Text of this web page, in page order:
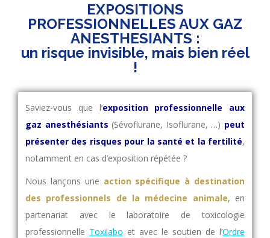
EXPOSITIONS
PROFESSIONNELLES AUX GAZ
ANESTHESIANTS :
un risque invisible, mais bien réel
!
Saviez-vous que l’exposition professionnelle aux
gaz anesthésiants (Sévoflurane, Isoflurane, …) peut
présenter des risques pour la santé et la fertilité,
notamment en cas d’exposition répétée ?
Nous lançons une action spécifique à destination
des professionnels de la médecine animale, en
partenariat avec le laboratoire de toxicologie
professionnelle Toxilabo et avec le soutien de l’Ordre